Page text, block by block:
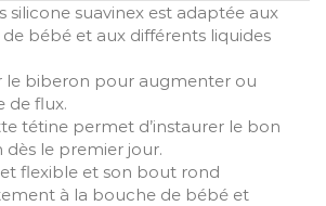
silicone suavinex est adaptée aux
bébé et aux différents liquides
le biberon pour augmenter ou
de flux.
tétine permet d’instaurer le bon
dès le premier jour.
flexible et son bout rond
à la bouche de bébé et